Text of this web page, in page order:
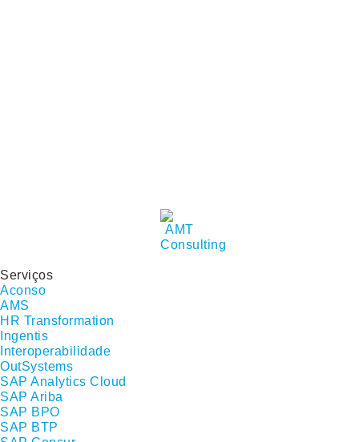
Serviços
Aconso
AMS
HR Transformation
Ingentis
Interoperabilidade
OutSystems
SAP Analytics Cloud
SAP Ariba
SAP BPO
SAP BTP